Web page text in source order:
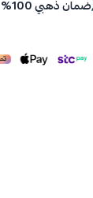
و افلت الملف هنا
ضمان ذهبي 100%